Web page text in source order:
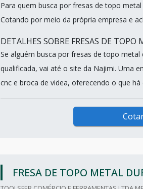
Para quem busca por fresas de topo
Cotando por meio da própria empresa e
DETALHES SOBRE FRESAS DE TOPO
Se alguém busca por fresas de topo
qualificada, vai até o site da Najimi. Uma
cnc e broca de videa, oferecendo o que há
FRESA DE TOPO METAL